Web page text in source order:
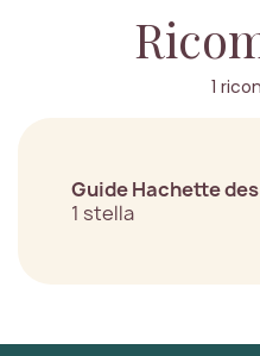
1
Guide Hachette
1 stella